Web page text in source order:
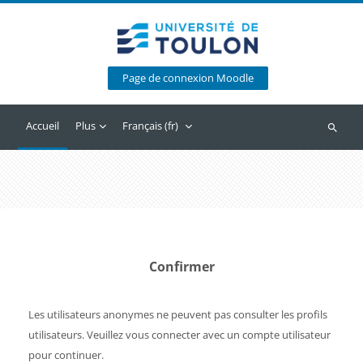
Page de connexion Moodle
Accueil Plus Français ‎(fr)‎
Confirmer
Les utilisateurs anonymes ne peuvent pas consulter les profils
utilisateurs. Veuillez vous connecter avec un compte utilisateur
pour continuer.